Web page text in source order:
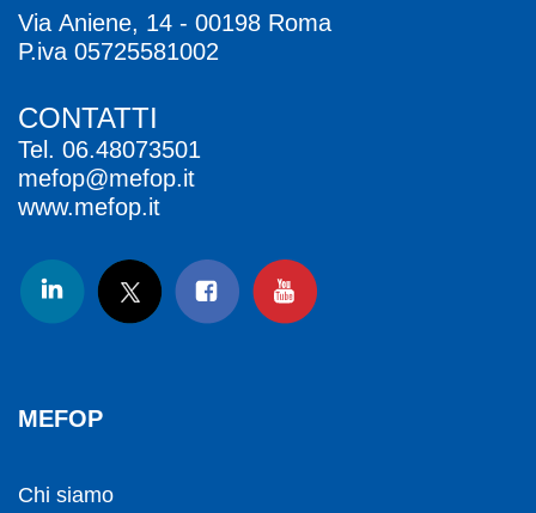
Via Aniene, 14 - 00198 Roma
P.iva 05725581002
CONTATTI
Tel. 06.48073501
mefop@mefop.it
www.mefop.it
MEFOP
Chi siamo